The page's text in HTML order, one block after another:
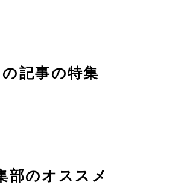
の記事の特集
部のオススメ